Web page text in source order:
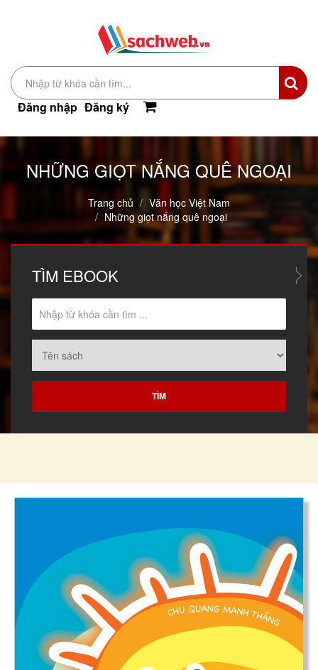
Đăng nhập Đăng ký
NHỮNG GIỌT NẮNG QUÊ NGOẠI
Trang chủ
Văn học Việt Nam
Những giọt nắng quê ngoại
TÌM EBOOK